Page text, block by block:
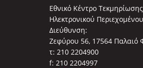
Εθνικό Κέντρο
Ηλεκτρονικού Περιεχομένου
Διεύθυνση:
Ζεφύρου 56, 17564 Παλαιό
τ: 210 2204900
f: 210 2204997